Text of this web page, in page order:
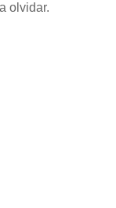
olvidar.